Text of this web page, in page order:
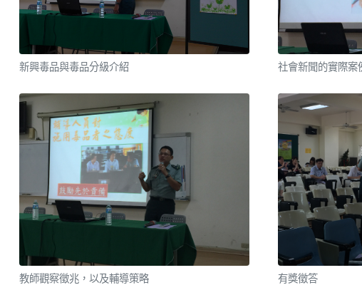
新興毒品與毒品分級介紹 社會新聞的實際案
教師觀察徵兆，以及輔導策略 有獎徵答